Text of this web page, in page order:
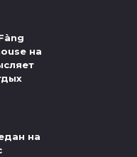
на
на